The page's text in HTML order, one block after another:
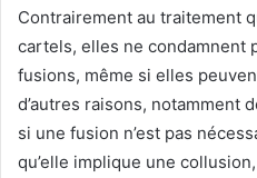
Contrairement au traitement
cartels, elles ne condamnent
fusions, même si elles
d’autres raisons, notamment
si une fusion n’est pas
qu’elle implique une